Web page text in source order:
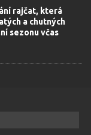
rajčat, která
a chutných
sezonu včas